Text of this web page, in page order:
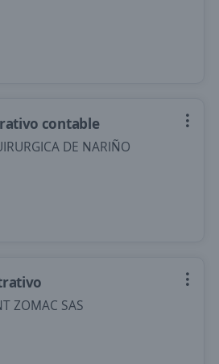
contable
DE NARIÑO
ZOMAC SAS